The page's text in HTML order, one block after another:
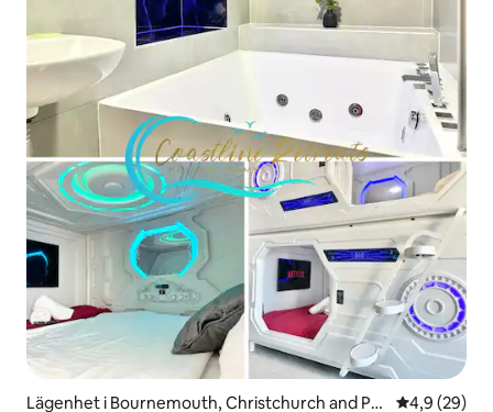
Lägenhet i Bournemouth, Christchurch and Po
4,9 av 5 i
4,9 (29)